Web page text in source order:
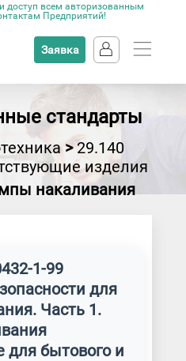
доступ всем авторизованным
Предприятий!
Заявка
стандарты
>29.140
изделия
накаливания
1-99
для
Часть 1.
бытового и